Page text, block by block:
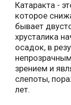
Катаракта -
которое
бывает
хрусталика
осадок, в
зрением и
слепоты,
лет.